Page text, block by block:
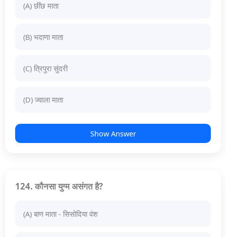
(A) छींछ माता
(B) भदाणा माता
(C) त्रिपुरा सुंदरी
(D) ज्वाला माता
Show Answer
124. कौनसा युग्म असंगत है?
(A) बाण माता - सिसोदिया वंश